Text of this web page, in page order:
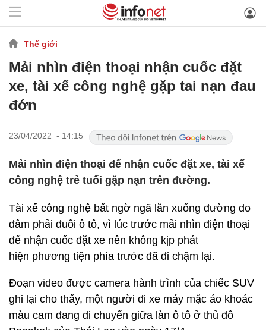
Thế giới
Mải nhìn điện thoại nhận cuốc đặt
xe, tài xế công nghệ gặp tai nạn đau
đớn
23/04/2022 - 14:15
Mải nhìn điện thoại để nhận cuốc đặt xe, tài xế
công nghệ trẻ tuổi gặp nạn trên đường.
Tài xế công nghệ bất ngờ ngã lăn xuống đường do
đâm phải đuôi ô tô, vì lúc trước mải nhìn điện thoại
để nhận cuốc đặt xe nên không kịp phát
hiện phương tiện phía trước đã đi chậm lại.
Đoạn video được camera hành trình của chiếc SUV
ghi lại cho thấy, một người đi xe máy mặc áo khoác
màu cam đang di chuyển giữa làn ô tô ở thủ đô